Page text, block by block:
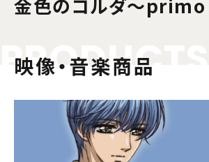
金色のコルダ〜
PRODUC
映像・音楽商品